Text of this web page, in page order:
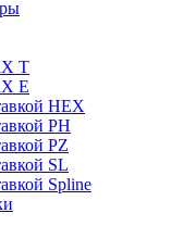
T
Е
HEX
PH
PZ
SL
Spline